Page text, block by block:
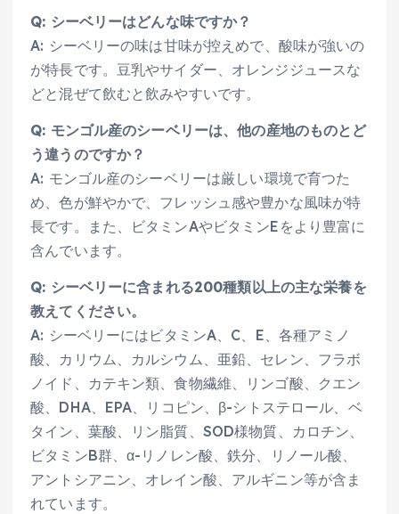
Q: シーベリーはどんな味ですか？
A: シーベリーの味は甘味が控えめで、酸味が強いの
が特長です。豆乳やサイダー、オレンジジュースな
どと混ぜて飲むと飲みやすいです。
Q: モンゴル産のシーベリーは、他の産地のものとど
う違うのですか？
A: モンゴル産のシーベリーは厳しい環境で育つた
め、色が鮮やかで、フレッシュ感や豊かな風味が特
長です。また、ビタミンAやビタミンEをより豊富に
含んでいます。
Q: シーベリーに含まれる200種類以上の主な栄養を
教えてください。
A: シーベリーにはビタミンA、C、E、各種アミノ
酸、カリウム、カルシウム、亜鉛、セレン、フラボ
ノイド、カテキン類、食物繊維、リンゴ酸、クエン
酸、DHA、EPA、リコピン、β-シトステロール、ベ
タイン、葉酸、リン脂質、SOD様物質、カロチン、
ビタミンB群、α-リノレン酸、鉄分、リノール酸、
アントシアニン、オレイン酸、アルギニン等が含ま
れています。